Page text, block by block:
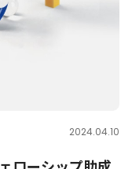
2024.04.10